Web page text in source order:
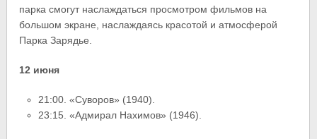
парка смогут наслаждаться просмотром фильмов на
большом экране, наслаждаясь красотой и атмосферой
Парка Зарядье.
12 июня
21:00. «Суворов» (1940).
23:15. «Адмирал Нахимов» (1946).